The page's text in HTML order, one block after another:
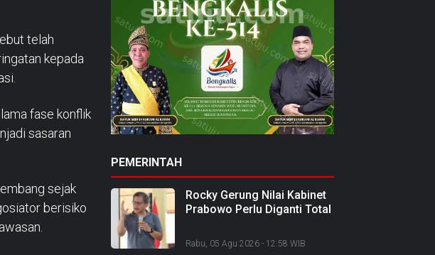
telah
kepada
fase konflik
sasaran
sejak
berisiko
PEMERINTAH
Rocky Gerung Nilai Kabinet
Prabowo Perlu Diganti Total
Rabu, 05 Agu 2026 - 12:58 WIB